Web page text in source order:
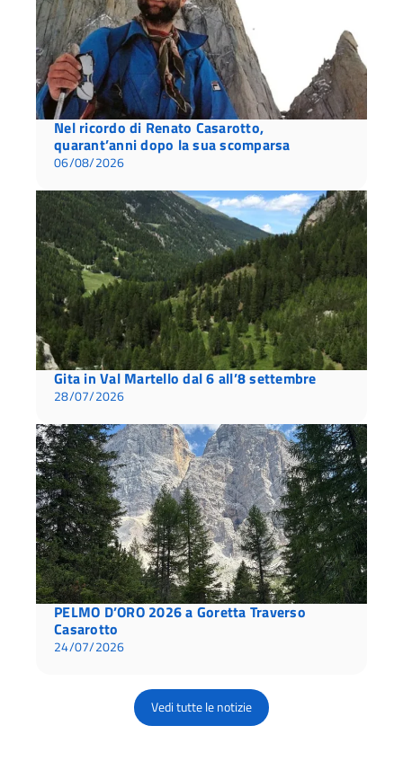
Nel ricordo di Renato Casarotto,
quarant’anni dopo la sua scomparsa
06/08/2026
Gita in Val Martello dal 6 all’8 settembre
28/07/2026
PELMO D’ORO 2026 a Goretta Traverso
Casarotto
24/07/2026
Vedi tutte le notizie